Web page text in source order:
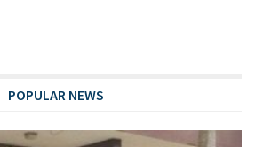
POPULAR NEWS